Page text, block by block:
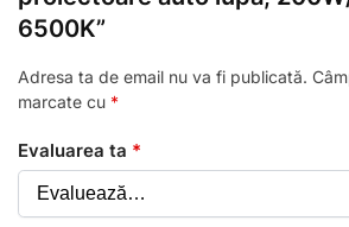
6500K”
Adresa ta de email nu va fi publicată.
marcate cu *
Evaluarea ta *